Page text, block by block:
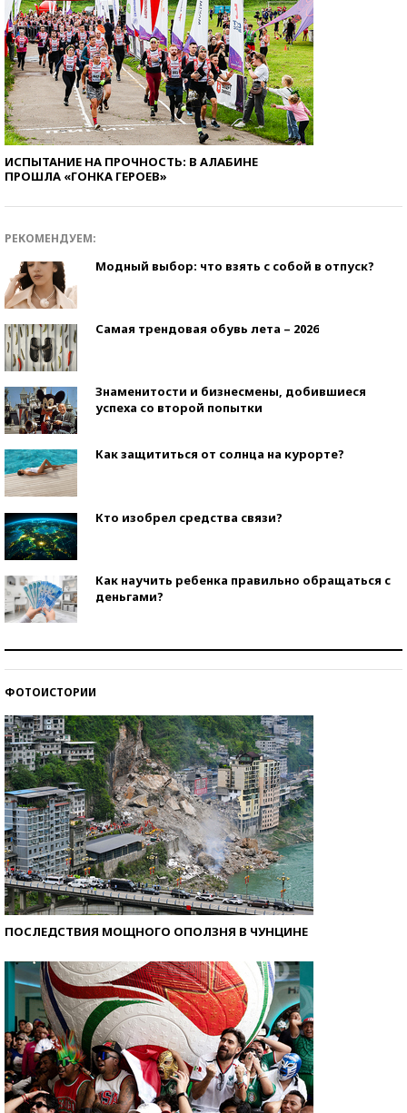
ИСПЫТАНИЕ НА ПРОЧНОСТЬ: В АЛАБИНЕ
ПРОШЛА «ГОНКА ГЕРОЕВ»
РЕКОМЕНДУЕМ:
Модный выбор: что взять с собой в отпуск?
Самая трендовая обувь лета – 2026
Знаменитости и бизнесмены, добившиеся
успеха со второй попытки
Как защититься от солнца на курорте?
Кто изобрел средства связи?
Как научить ребенка правильно обращаться с
деньгами?
ФОТОИСТОРИИ
ПОСЛЕДСТВИЯ МОЩНОГО ОПОЛЗНЯ В ЧУНЦИНЕ